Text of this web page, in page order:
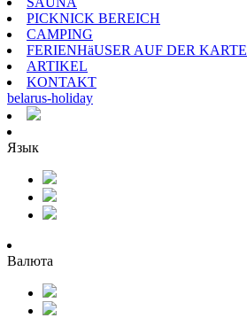
PICKNICK BEREICH
CAMPING
FERIENHäUSER AUF DER KARTE
ARTIKEL
KONTAKT
belarus-holiday
Язык
Валюта